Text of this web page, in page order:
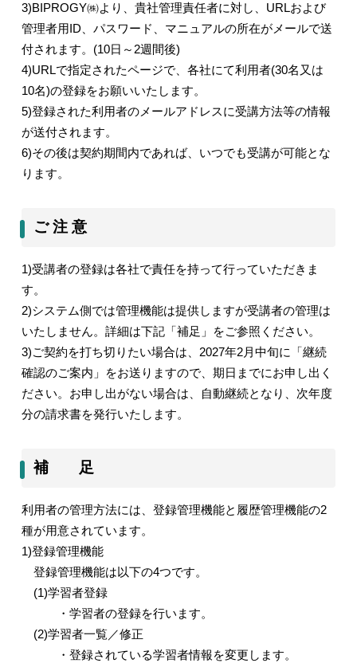
3)BIPROGY㈱より、貴社管理責任者に対し、 URLおよび
管理者用ID 、パスワード、マニュアルの所在がメールで送
付されます。 (10日～ 2週間後)
4)URLで指定されたページで、各社にて利用者(30名又は
10名)の登録をお願いいたします。
5)登録された利用者のメールアドレスに受講方法等の情報
が送付されます。
6)その後は契約期間内であれば、いつでも受講が可能とな
ります。
ご 注 意
1)受講者の登録は各社で責任を持って行っていただきま
す。
2)システム側では管理機能は提供しますが受講者の管理は
いたしません。詳細は下記「補足」をご参照ください。
3)ご契約を打ち切りたい場合は、 2027年2月中旬に「継続
確認のご案内」をお送りますので、期日までにお申し出く
ださい。お申し出がない場合は、自動継続となり、次年度
分の請求書を発行いたします。
補 足
利用者の管理方法には、登録管理機能と履歴管理機能の2
種が用意されています。
1)登録管理機能
登録管理機能は以下の4つです。
(1)学習者登録
・学習者の登録を行います。
(2)学習者一覧／修正
・登録されている学習者情報を変更します。